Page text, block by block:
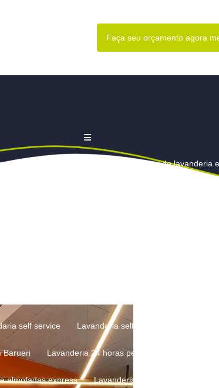
Faça seu orçamento agora
com lava e seca em Barueri Empresa de lavanderia
self service Lavandaria self service mais próxima
Barueri Lavanderia 24 horas perto de mim
almofadas express Lavanderia de almofadas perto